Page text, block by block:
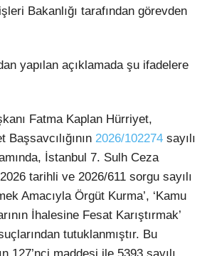
Bakanlığı tarafından görevden
yapılan açıklamada şu ifadelere
Fatma Kaplan Hürriyet,
Başsavcılığının 2026/102274 sayılı
İstanbul 7. Sulh Ceza
tarihli ve 2026/611 sorgu sayılı
Amacıyla Örgüt Kurma’, ‘Kamu
İhalesine Fesat Karıştırmak’
tutuklanmıştır. Bu